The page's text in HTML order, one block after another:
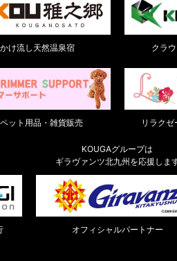
け流し天然温泉宿 クラ
ット用品・雑貨販売 リラク
KOUGAグループは
ギラヴァンツ北九州を応援しま
オフィシャルパートナー